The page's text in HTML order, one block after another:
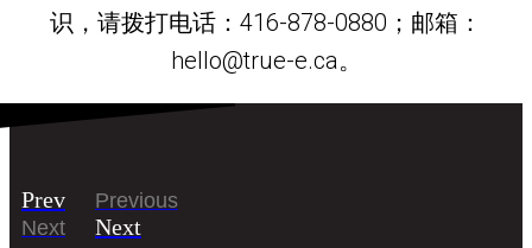
识，请拨打电话：416-878-0880；邮箱：
hello@true-e.ca。
Prev
Previous
Next
Next